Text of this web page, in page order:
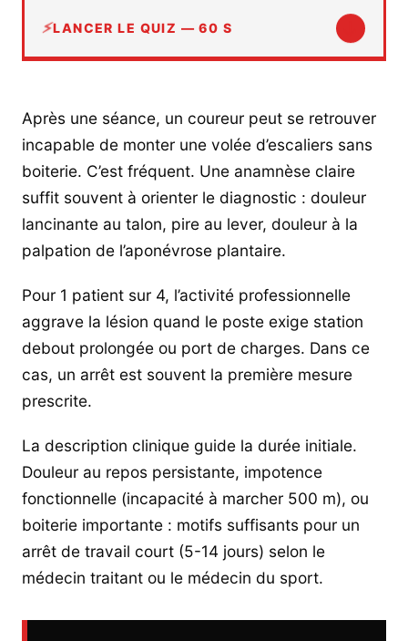
LANCER LE QUIZ — 60 S
Après une séance, un coureur peut se retrouver
incapable de monter une volée d’escaliers sans
boiterie. C’est fréquent. Une anamnèse claire
suffit souvent à orienter le diagnostic : douleur
lancinante au talon, pire au lever, douleur à la
palpation de l’aponévrose plantaire.
Pour 1 patient sur 4, l’activité professionnelle
aggrave la lésion quand le poste exige station
debout prolongée ou port de charges. Dans ce
cas, un arrêt est souvent la première mesure
prescrite.
La description clinique guide la durée initiale.
Douleur au repos persistante, impotence
fonctionnelle (incapacité à marcher 500 m), ou
boiterie importante : motifs suffisants pour un
arrêt de travail court (5-14 jours) selon le
médecin traitant ou le médecin du sport.